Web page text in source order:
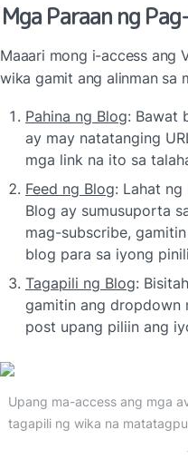
Mga Paraan ng
Maaari mong i-access ang
wika gamit ang alinman sa
Pahina ng Blog: Bawat
ay may natatanging
mga link na ito sa
Feed ng Blog: Lahat
Blog ay sumusuporta
mag-subscribe,
blog para sa iyong
Tagapili ng Blog:
gamitin ang dropdown
post upang piliin ang
Upang ma-access ang mga
tagapili ng wika na